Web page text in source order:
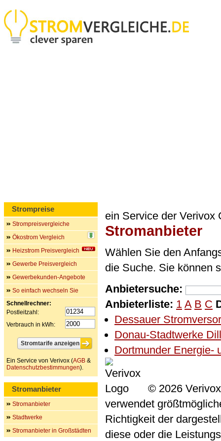
ein Service der Verivox
Stromanbieter
Wählen Sie den
die Suche. Sie können
Anbietersuche:
Anbieterliste: 1 A B C
Dessauer
Donau-Stadtwerke
Dortmunder Energie-
© 2026
verwendet
Richtigkeit der
diese oder die
Strompreise
Strompreisvergleiche
Ökostrom Vergleich
Heizstrom Preisvergleich
Gewerbe Preisvergleich
Gewerbekunden-Angebote
So einfach wechseln Sie
Schnellrechner:
Postleitzahl:
Verbrauch in kWh:
Ein Service von Verivox (AGB &
Datenschutzbestimmungen).
Stromanbieter
Stromanbieter
Stadtwerke
Stromanbieter in Großstädten